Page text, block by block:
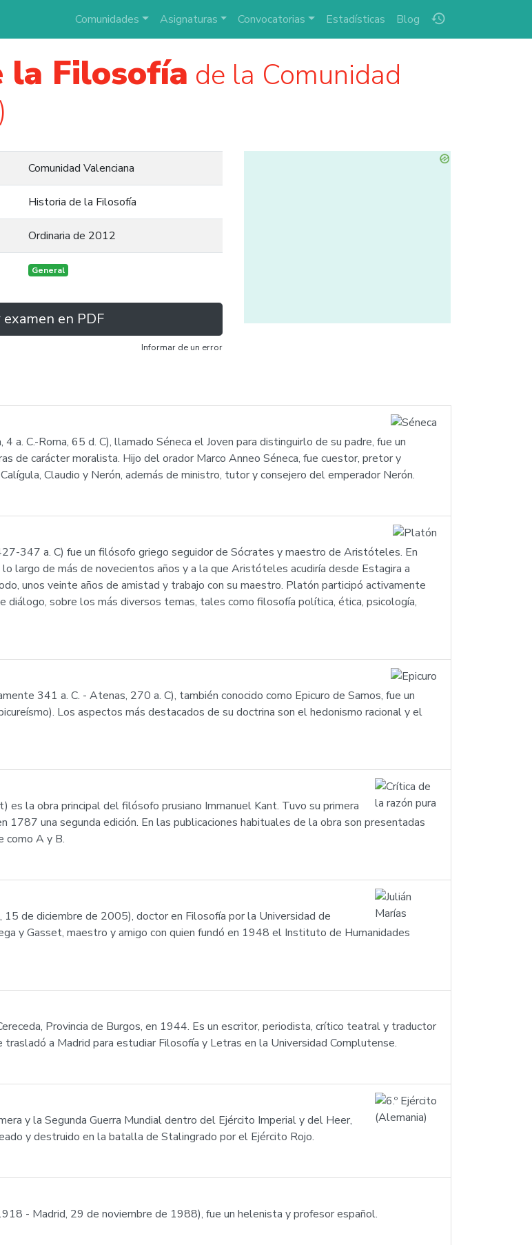
history
Comunidades Asignaturas Convocatorias Estadísticas Blog
la Filosofía de la Comunidad
Comunidad Valenciana
Historia de la Filosofía
Ordinaria de 2012
General
examen en PDF
Informar de un error
a. C.-Roma, 65 d. C), llamado Séneca el Joven para distinguirlo de su padre, fue un
de carácter moralista. Hijo del orador Marco Anneo Séneca, fue cuestor, pretor y
Claudio y Nerón, además de ministro, tutor y consejero del emperador Nerón.
347 a. C) fue un filósofo griego seguidor de Sócrates y maestro de Aristóteles. En
largo de más de novecientos años y a la que Aristóteles acudiría desde Estagira a
unos veinte años de amistad y trabajo con su maestro. Platón participó activamente
diálogo, sobre los más diversos temas, tales como filosofía política, ética, psicología,
341 a. C. - Atenas, 270 a. C), también conocido como Epicuro de Samos, fue un
Los aspectos más destacados de su doctrina son el hedonismo racional y el
es la obra principal del filósofo prusiano Immanuel Kant. Tuvo su primera
una segunda edición. En las publicaciones habituales de la obra son presentadas
como A y B.
de diciembre de 2005), doctor en Filosofía por la Universidad de
y Gasset, maestro y amigo con quien fundó en 1948 el Instituto de Humanidades
Provincia de Burgos, en 1944. Es un escritor, periodista, crítico teatral y traductor
a Madrid para estudiar Filosofía y Letras en la Universidad Complutense.
y la Segunda Guerra Mundial dentro del Ejército Imperial y del Heer,
y destruido en la batalla de Stalingrado por el Ejército Rojo.
- Madrid, 29 de noviembre de 1988), fue un helenista y profesor español.